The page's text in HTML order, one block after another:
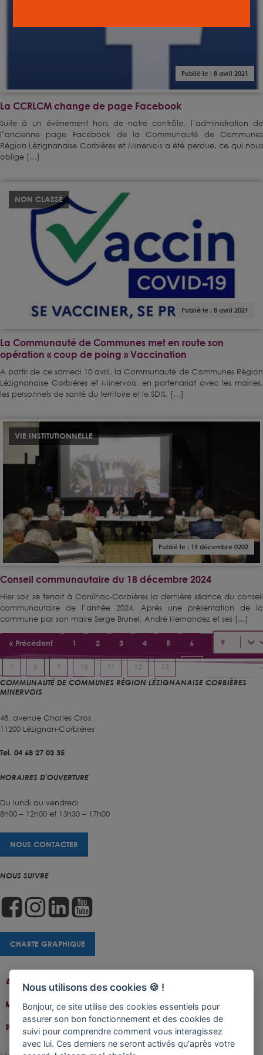
Publié le : 8 avril 2021
La CCRLCM change de page Facebook
Suite à un évènement hors de notre contrôle, l’administration de
l’ancienne page Facebook de la Communauté de Communes
Région Lézignanaise Corbières et Minervois a été perdue, ce qui nous
oblige […]
NON CLASSÉ
Publié le : 8 avril 2021
La Communauté de Communes met en route son
opération « coup de poing » Vaccination
A partir de ce samedi 10 avril, la Communauté de Communes Région
Lézignanaise Corbières et Minervois, en partenariat avec les mairies,
les personnels de santé du territoire et le SDIS, […]
VIE INSTITUTIONNELLE
Publié le : 19 décembre 0202
Conseil communautaire du 18 décembre 2024
Hier soir se tenait à Conilhac-Corbières la dernière séance du conseil
communautaire de l’année 2024. Après une présentation de la
commune par son maire Serge Brunel, André Hernandez et ses […]
« Précédent 1 2 3 4 5 6
7 8 9 10 11 12 13
Accueil Contact Plan Du Site Accessibilité
Mentions Légales Gestion De Cookies
Politique De Confidentialité
COMMUNAUTÉ DE COMMUNES RÉGION LÉZIGNANAISE CORBIÈRES
MINERVOIS
48, avenue Charles Cros
11200 Lézignan-Corbières
Tel. 04 68 27 03 35
HORAIRES D'OUVERTURE
Du lundi au vendredi
8h00 – 12h00 et 13h30 – 17h00
NOUS CONTACTER
NOUS SUIVRE
CHARTE GRAPHIQUE
Nous utilisons des cookies 🍪 !
Bonjour, ce site utilise des cookies essentiels pour
assurer son bon fonctionnement et des cookies de
suivi pour comprendre comment vous interagissez
avec lui. Ces derniers ne seront activés qu'après votre